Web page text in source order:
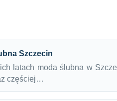
Szczecin
latach moda ślubna w
częściej…